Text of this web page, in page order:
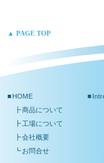
▲ PAGE TOP
HOME
商品について
工場について
会社概要
お問合せ